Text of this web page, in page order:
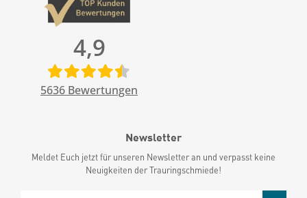
4,9
5636 Bewertungen
Newsletter
Meldet Euch jetzt für unseren Newsletter an und verpasst keine
Neuigkeiten der Trauringschmiede!